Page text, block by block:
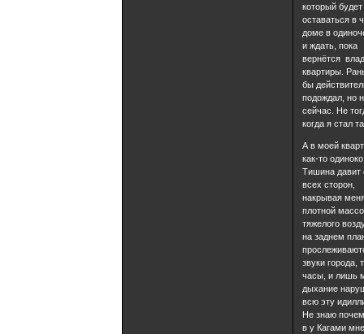
который будет
оставаться в
доме в
и ждать, пока
вернётся
квартиры.
бы
подождал, но
сейчас. Не
когда я стал
А в моей
как-то
Тишина давит
всех сторон,
накрывая
плотной
тяжелого
на заднем
звуки города,
часы, и лишь
дыхание
всю эту
Не знаю
в у Кагами